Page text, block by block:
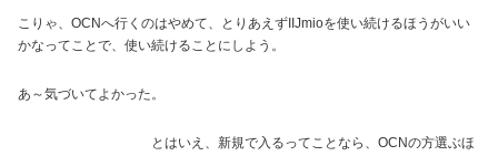
こりゃ、OCNへ行くのはやめて、とりあえずIIJmioを使い続けるほうがいい
かなってことで、使い続けることにしよう。
あ～気づいてよかった。
とはいえ、新規で入るってことなら、OCNの方選ぶほ